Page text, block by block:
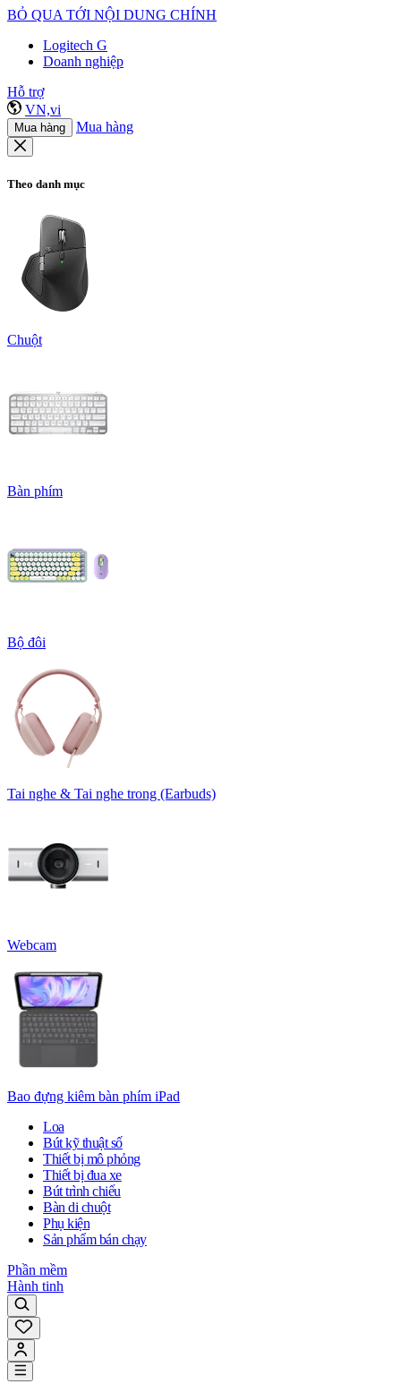
BỎ QUA TỚI NỘI DUNG CHÍNH
Logitech G
Doanh nghiệp
Hỗ trợ
VN,vi
Mua hàng Mua hàng
Theo danh mục
Chuột
Bàn phím
Bộ đôi
Tai nghe & Tai nghe trong (Earbuds)
Webcam
Bao đựng kiêm bàn phím iPad
Loa
Bút kỹ thuật số
Thiết bị mô phỏng
Thiết bị đua xe
Bút trình chiếu
Bàn di chuột
Phụ kiện
Sản phẩm bán chạy
Phần mềm
Hành tinh